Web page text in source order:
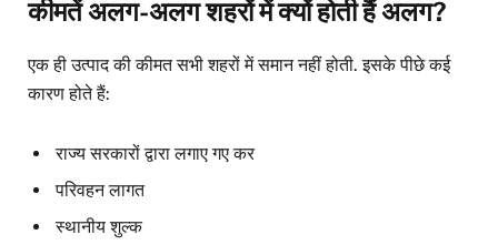
कीमतें अलग-अलग शहरों में क्यों होती हैं अलग?
एक ही उत्पाद की कीमत सभी शहरों में समान नहीं होती. इसके पीछे कई
कारण होते हैं:
राज्य सरकारों द्वारा लगाए गए कर
परिवहन लागत
स्थानीय शुल्क